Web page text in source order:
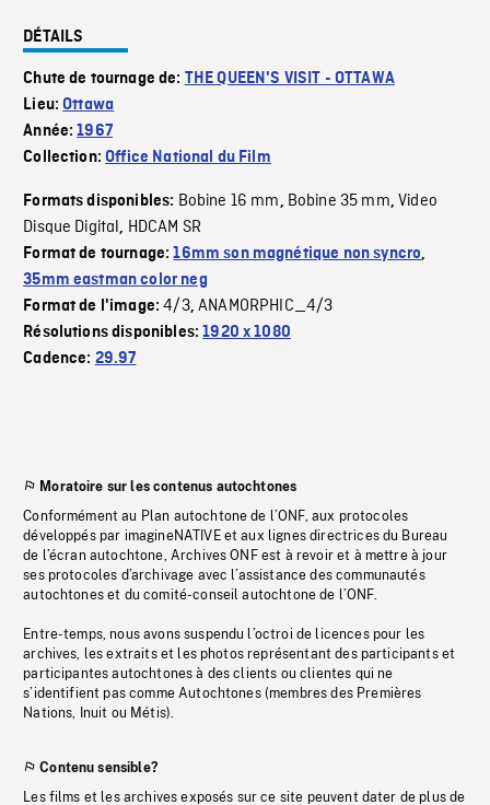
DÉTAILS
Chute de tournage de: THE QUEEN'S VISIT - OTTAWA
Lieu:Ottawa
Année:1967
Collection:Office National du Film
Formats disponibles: Bobine 16 mm, Bobine 35 mm,Video
Disque Digital, HDCAM SR
Format de tournage:16mm son magnétique non syncro,
35mm eastman color neg
Format de l'image:4/3,ANAMORPHIC_4/3
Résolutions disponibles:1920 x 1080
Cadence: 29.97
Moratoire sur les contenus autochtones
Conformément au Plan autochtone de l’ONF, aux protocoles
développés par imagineNATIVE et aux lignes directrices du Bureau
de l’écran autochtone, Archives ONF est à revoir et à mettre à jour
ses protocoles d’archivage avec l’assistance des communautés
autochtones et du comité-conseil autochtone de l’ONF.
Entre-temps, nous avons suspendu l’octroi de licences pour les
archives, les extraits et les photos représentant des participants et
participantes autochtones à des clients ou clientes qui ne
s’identifient pas comme Autochtones (membres des Premières
Nations, Inuit ou Métis).
Contenu sensible?
Les films et les archives exposés sur ce site peuvent dater de plus de